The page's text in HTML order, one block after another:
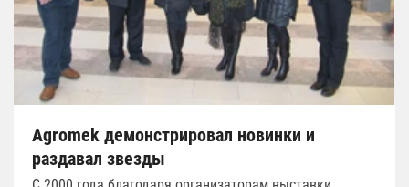
Agromek демонстрировал новинки и
раздавал звезды